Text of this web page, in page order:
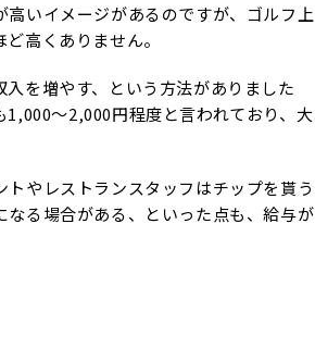
いイメージがあるのですが、ゴルフ上
高くありません。
を増やす、という方法がありました
～2,000円程度と言われており、大
やレストランスタッフはチップを貰う
る場合がある、といった点も、給与が